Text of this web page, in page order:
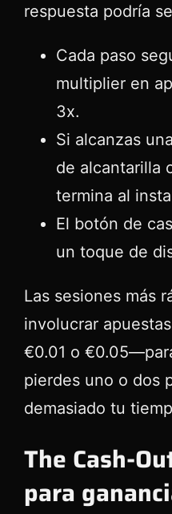
respuesta podría
Cada paso
multiplier en
3x.
Si alcanzas
de alcantarilla
termina al
El botón de
un toque de
Las sesiones más
involucrar
€0.01 o
pierdes uno o dos
demasiado tu
The
para